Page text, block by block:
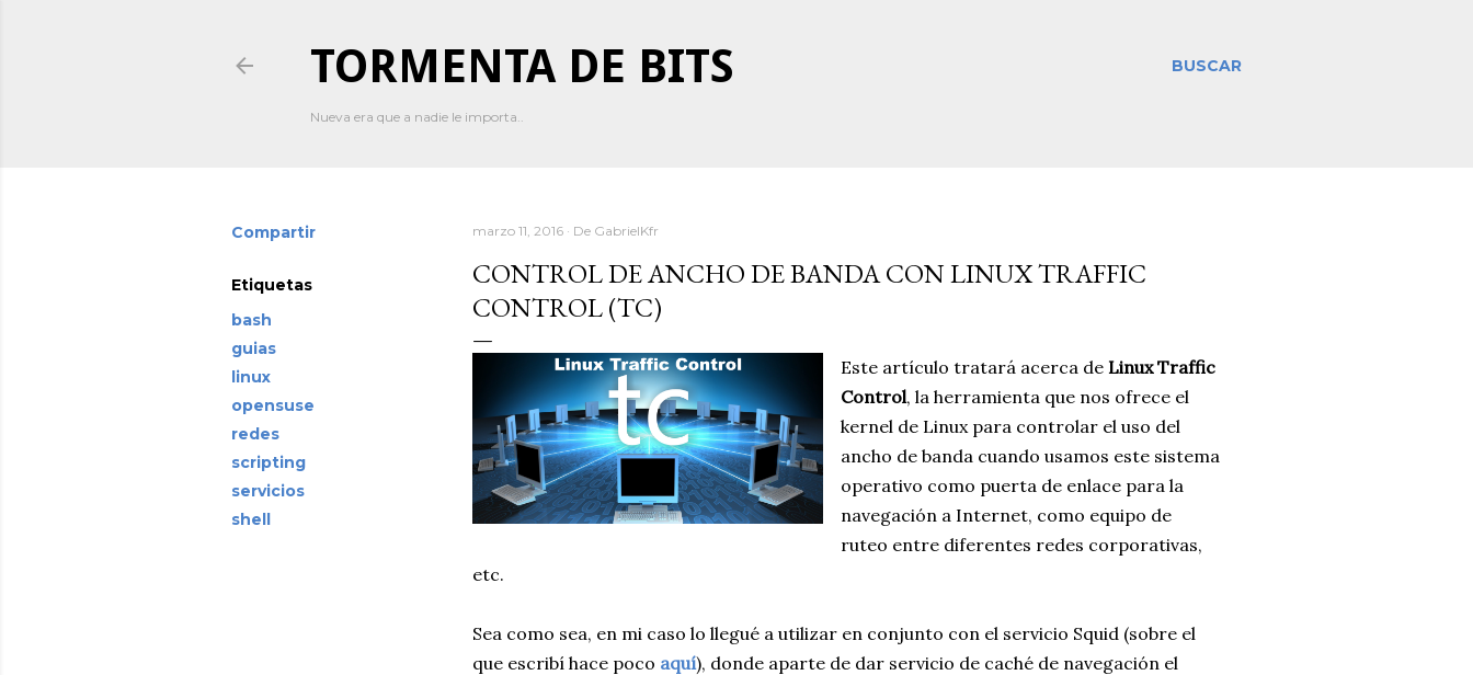
BUSCAR
TORMENTA DE BITS
Nueva era que a nadie le importa..
Compartir
Etiquetas
bash
guias
linux
opensuse
redes
scripting
servicios
shell
marzo 11, 2016 De GabrielKfr
CONTROL DE ANCHO DE BANDA CON LINUX TRAFFIC
CONTROL (TC)
Este artículo tratará acerca de Linux Traffic
Control, la herramienta que nos ofrece el
kernel de Linux para controlar el uso del
ancho de banda cuando usamos este sistema
operativo como puerta de enlace para la
navegación a Internet, como equipo de
ruteo entre diferentes redes corporativas,
etc.
Sea como sea, en mi caso lo llegué a utilizar en conjunto con el servicio Squid (sobre el
que escribí hace poco aquí), donde aparte de dar servicio de caché de navegación el